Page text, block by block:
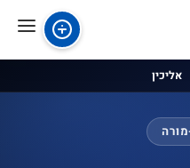
אליכין